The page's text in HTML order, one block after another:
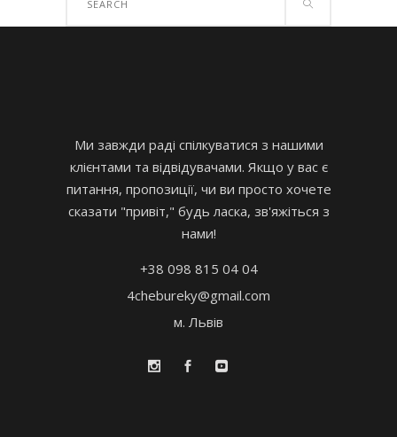
Ми завжди раді спілкуватися з нашими
клієнтами та відвідувачами. Якщо у вас є
питання, пропозиції, чи ви просто хочете
сказати "привіт," будь ласка, зв'яжіться з
нами!
+38 098 815 04 04
4chebureky@gmail.com
м. Львів